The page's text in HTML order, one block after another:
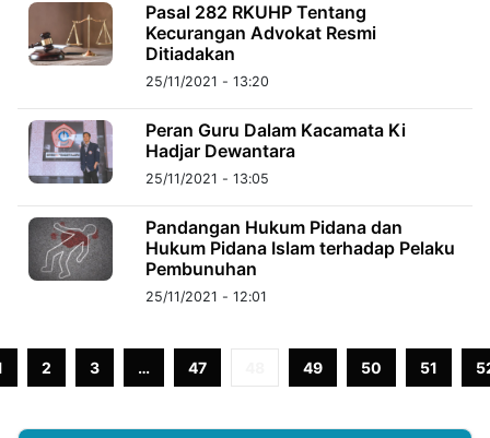
Kabarbaru
Media
Pasal 282 RKUHP Tentang
Kecurangan Advokat Resmi
Ditiadakan
25/11/2021 - 13:20
Peran Guru Dalam Kacamata Ki
Hadjar Dewantara
25/11/2021 - 13:05
Pandangan Hukum Pidana dan
Hukum Pidana Islam terhadap Pelaku
Pembunuhan
25/11/2021 - 12:01
2 3 … 47 49 50 51